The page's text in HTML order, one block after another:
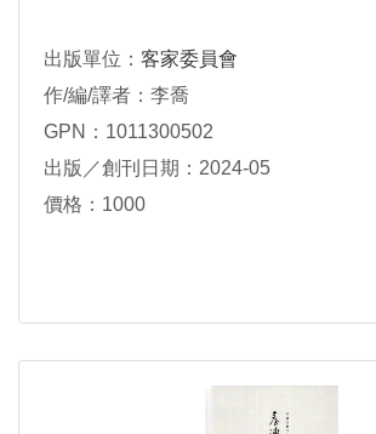
出版單位： 客家委員會
作/編/譯者：李喬
GPN：1011300502
出版／創刊日期：2024-05
價格：1000